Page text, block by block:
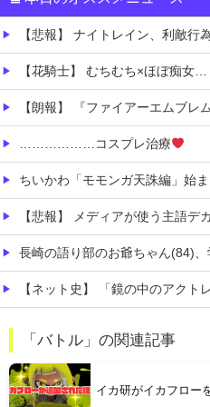
【悲報】 ナイトレイン、利敵行
【花騎士】 むちむち×ほぼ痴女… ＆童貞を穀
【朗報】 『ファイアーエムブレム 万紫千紅
………………コスプレ治療
ちいかわ「モモンガ天誅編」始ま
【悲報】 メディアが使う主語デカ言
長崎の語り部のお爺ちゃん(84)、学生に『
【ネット史】 「鏡の中のアクトレス事件」夫は
【消費税1%になったら】 町のお弁当屋さん「申し訳な
「バトル」の関連記事
イカ研がイカフロー